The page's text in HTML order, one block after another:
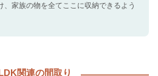
、家族の物を全てここに収納できるよう
関連の間取り